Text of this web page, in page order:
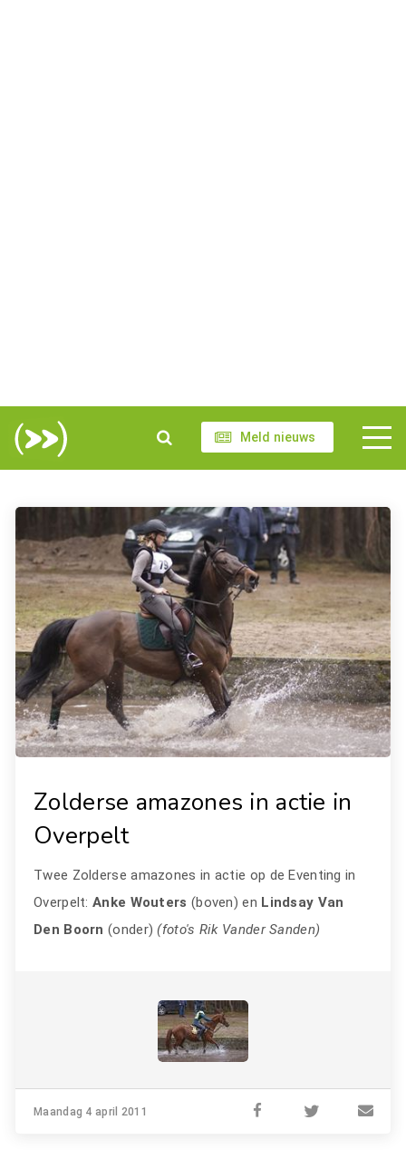
Meld nieuws
Zolderse amazones in actie in
Overpelt
Twee Zolderse amazones in actie op de Eventing in
Overpelt: Anke Wouters (boven) en Lindsay Van
Den Boorn (onder)(foto's Rik Vander Sanden)
Maandag 4 april 2011